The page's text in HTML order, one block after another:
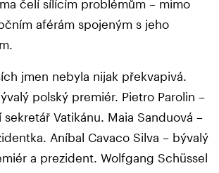
čelí sílícím problémům – mimo
aférám spojeným s jeho
jmen nebyla nijak překvapivá.
polský premiér. Pietro Parolin –
sekretář Vatikánu. Maia Sanduová –
Aníbal Cavaco Silva – bývalý
a prezident. Wolfgang Schüssel